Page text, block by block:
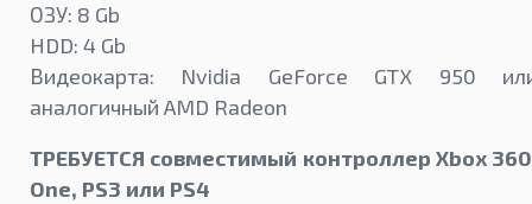
ОЗУ: 8 Gb
HDD: 4 Gb
Видеокарта: Nvidia GeForce GTX 950
аналогичный AMD Radeon
ТРЕБУЕТСЯ совместимый контроллер Xbox
One, PS3 или PS4